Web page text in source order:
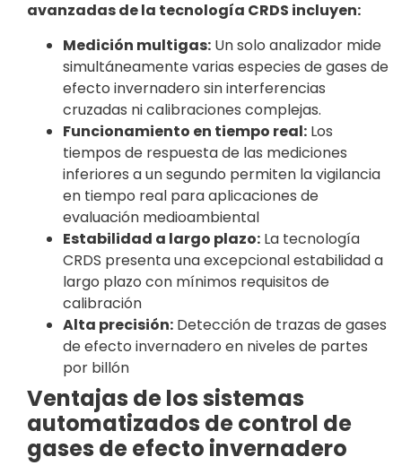
avanzadas de la tecnología CRDS incluyen:
Medición multigas: Un solo analizador mide
simultáneamente varias especies de gases de
efecto invernadero sin interferencias
cruzadas ni calibraciones complejas.
Funcionamiento en tiempo real: Los
tiempos de respuesta de las mediciones
inferiores a un segundo permiten la vigilancia
en tiempo real para aplicaciones de
evaluación medioambiental
Estabilidad a largo plazo: La tecnología
CRDS presenta una excepcional estabilidad a
largo plazo con mínimos requisitos de
calibración
Alta precisión: Detección de trazas de gases
de efecto invernadero en niveles de partes
por billón
Ventajas de los sistemas
automatizados de control de
gases de efecto invernadero